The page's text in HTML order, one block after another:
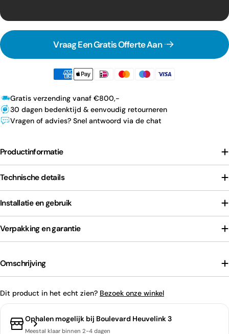
Vraag Een Gratis Offerte Aan
Gratis verzending vanaf €800,-
30 dagen bedenktijd & eenvoudig retourneren
Vragen of advies? Snel antwoord via de chat
Productinformatie
Technische details
Installatie en gebruik
Verpakking en garantie
Omschrijving
Dit product in het echt zien? Bezoek onze winkel
Ophalen mogelijk bij Boulevard Heuvelink 3
Meestal klaar binnen 2-4 dagen